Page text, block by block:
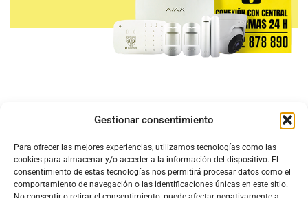
Gestionar consentimiento
Para ofrecer las mejores experiencias, utilizamos tecnologías como las
cookies para almacenar y/o acceder a la información del dispositivo. El
consentimiento de estas tecnologías nos permitirá procesar datos como el
comportamiento de navegación o las identificaciones únicas en este sitio.